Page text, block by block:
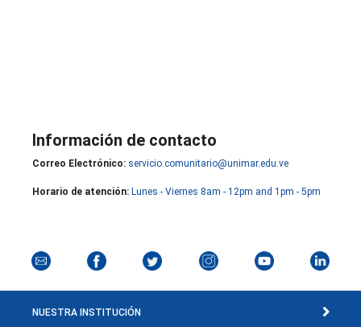
Información de contacto
Correo Electrónico: servicio.comunitario@unimar.edu.ve
Horario de atención: Lunes - Viernes 8am - 12pm and 1pm - 5pm
NUESTRA INSTITUCIÓN